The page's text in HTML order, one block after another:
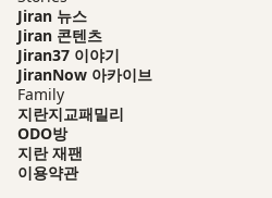
Jiran 뉴스
Jiran 콘텐츠
Jiran37 이야기
JiranNow 아카이브
Family
지란지교패밀리
ODO방
지란 재팬
이용약관